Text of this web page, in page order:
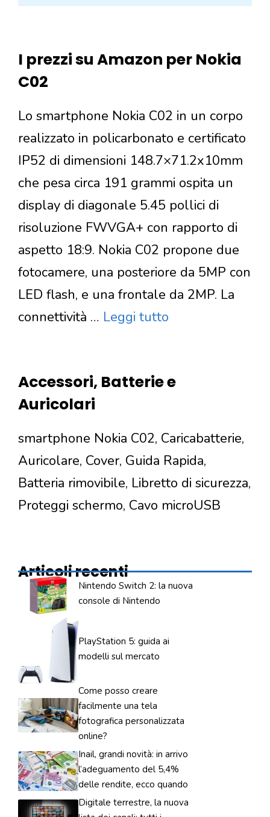
I prezzi su Amazon per Nokia
C02
Lo smartphone Nokia C02 in un corpo
realizzato in policarbonato e certificato
IP52 di dimensioni 148.7×71.2x10mm
che pesa circa 191 grammi ospita un
display di diagonale 5.45 pollici di
risoluzione FWVGA+ con rapporto di
aspetto 18:9. Nokia C02 propone due
fotocamere, una posteriore da 5MP con
LED flash, e una frontale da 2MP. La
connettività … Leggi tutto
Accessori, Batterie e
Auricolari
smartphone Nokia C02, Caricabatterie,
Auricolare, Cover, Guida Rapida,
Batteria rimovibile, Libretto di sicurezza,
Proteggi schermo, Cavo microUSB
Articoli recenti
Nintendo Switch 2: la nuova
console di Nintendo
PlayStation 5: guida ai
modelli sul mercato
Come posso creare
facilmente una tela
fotografica personalizzata
online?
Inail, grandi novità: in arrivo
l’adeguamento del 5,4%
delle rendite, ecco quando
Digitale terrestre, la nuova